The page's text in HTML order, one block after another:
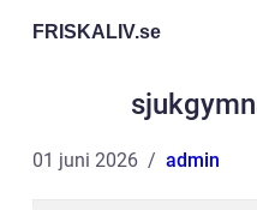
FRISKALIV.se
01 juni 2026 admin